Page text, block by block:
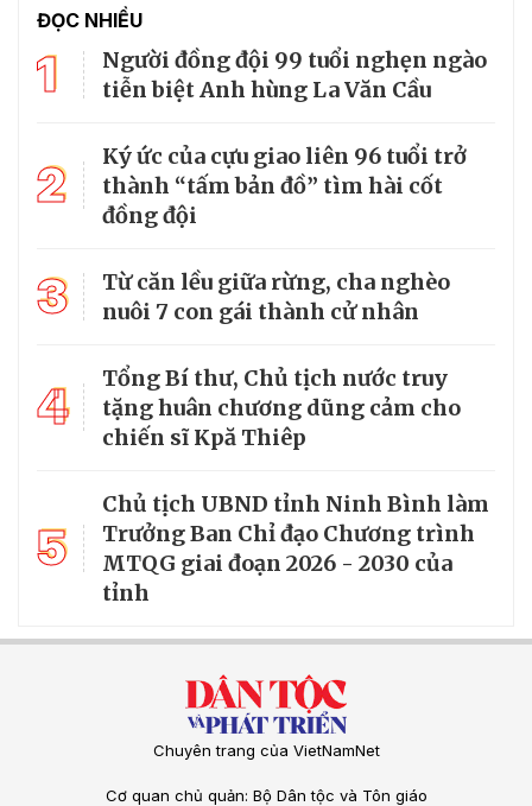
ĐỌC NHIỀU
1
Người đồng đội 99 tuổi nghẹn ngào
tiễn biệt Anh hùng La Văn Cầu
2
Ký ức của cựu giao liên 96 tuổi trở
thành “tấm bản đồ” tìm hài cốt
đồng đội
3
Từ căn lều giữa rừng, cha nghèo
nuôi 7 con gái thành cử nhân
4
Tổng Bí thư, Chủ tịch nước truy
tặng huân chương dũng cảm cho
chiến sĩ Kpă Thiêp
5
Chủ tịch UBND tỉnh Ninh Bình làm
Trưởng Ban Chỉ đạo Chương trình
MTQG giai đoạn 2026 - 2030 của
tỉnh
Chuyên trang của VietNamNet
Cơ quan chủ quản: Bộ Dân tộc và Tôn giáo